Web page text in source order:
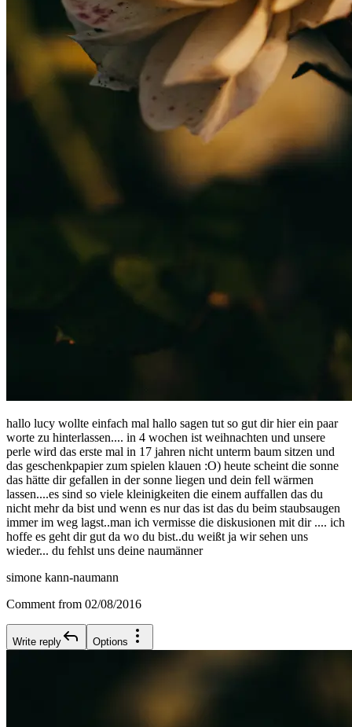
hallo lucy wollte einfach mal hallo sagen tut so gut dir hier ein paar
worte zu hinterlassen.... in 4 wochen ist weihnachten und unsere
perle wird das erste mal in 17 jahren nicht unterm baum sitzen und
das geschenkpapier zum spielen klauen :O) heute scheint die sonne
das hätte dir gefallen in der sonne liegen und dein fell wärmen
lassen....es sind so viele kleinigkeiten die einem auffallen das du
nicht mehr da bist und wenn es nur das ist das du beim staubsaugen
immer im weg lagst..man ich vermisse die diskusionen mit dir .... ich
hoffe es geht dir gut da wo du bist..du weißt ja wir sehen uns
wieder... du fehlst uns deine naumänner
simone kann-naumann
Comment from 02/08/2016
Write reply Options